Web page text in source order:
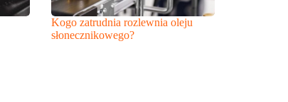
Kogo zatrudnia rozlewnia oleju
słonecznikowego?